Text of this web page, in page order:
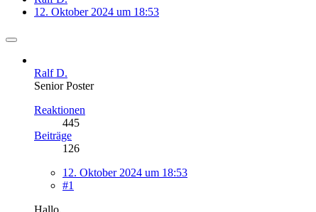
12. Oktober 2024 um 18:53
Ralf D.
Senior Poster
Reaktionen
445
Beiträge
126
12. Oktober 2024 um 18:53
#1
Hallo,